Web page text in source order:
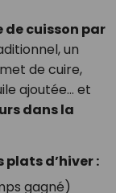
cuisson par
un
de cuire,
ajoutée… et
dans la
d’hiver :
gagné)